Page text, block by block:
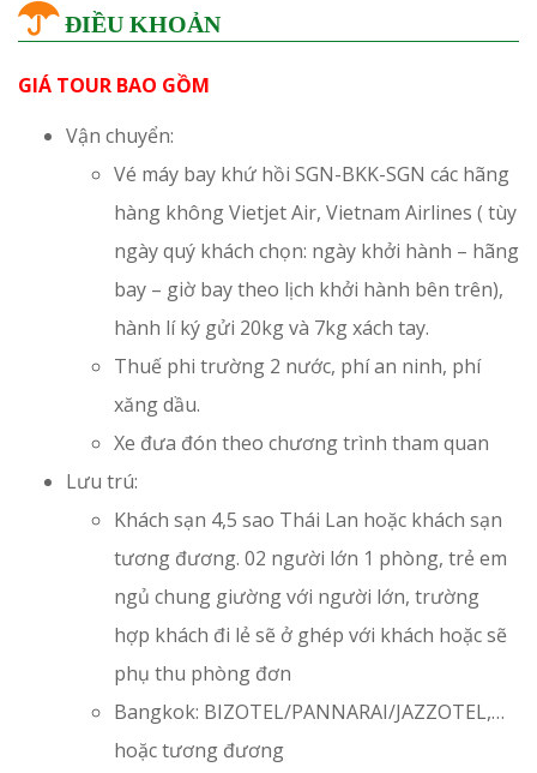
ĐIỀU KHOẢN
GIÁ TOUR BAO GỒM
Vận chuyển:
Vé máy bay khứ hồi SGN-BKK-SGN các hãng
hàng không Vietjet Air, Vietnam Airlines ( tùy
ngày quý khách chọn: ngày khởi hành – hãng
bay – giờ bay theo lịch khởi hành bên trên),
hành lí ký gửi 20kg và 7kg xách tay.
Thuế phi trường 2 nước, phí an ninh, phí
xăng dầu.
Xe đưa đón theo chương trình tham quan
Lưu trú:
Khách sạn 4,5 sao Thái Lan hoặc khách sạn
tương đương. 02 người lớn 1 phòng, trẻ em
ngủ chung giường với người lớn, trường
hợp khách đi lẻ sẽ ở ghép với khách hoặc sẽ
phụ thu phòng đơn
Bangkok: BIZOTEL/PANNARAI/JAZZOTEL,…
hoặc tương đương